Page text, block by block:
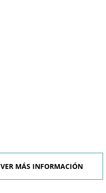
VER MÁS INFORMACIÓN